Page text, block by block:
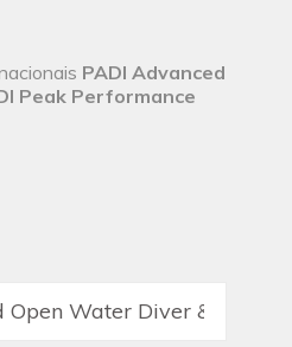
PADI Advanced
Peak Performance